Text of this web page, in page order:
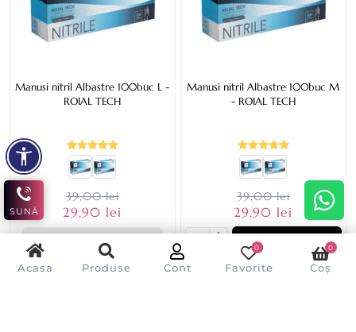
Acasa Produse Cont Favorite
0
Coș
0
Manusi nitril Albastre 100buc L -
ROIAL TECH
39,00 lei
29,90 lei
Stoc epuizat
Manusi nitril Albastre 100buc M
- ROIAL TECH
39,00 lei
29,90 lei
ADAUGĂ ÎN COȘ
SUNĂ